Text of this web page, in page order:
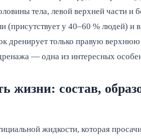
тела, левой верхней части и
(присутствует у 40–60 % людей) и
дренирует только правую верхнюю
— одна из интересных
состав,
жидкости, которая